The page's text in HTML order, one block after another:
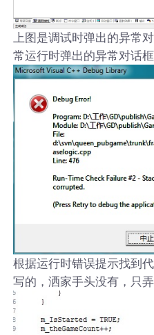
上图是调试时弹出的异常
常运行时弹出的异常对话框
根据运行时错误提示找到
写的，洒家手头没有，只弄